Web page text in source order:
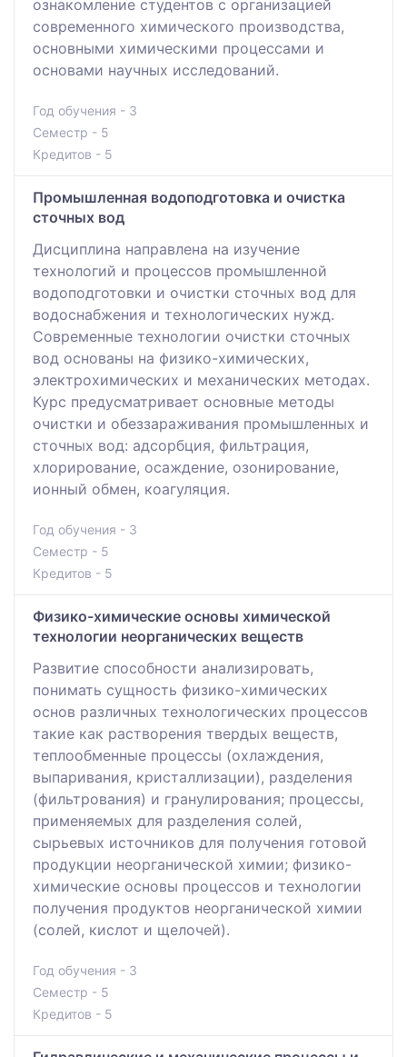
ознакомление студентов с организацией
современного химического производства,
основными химическими процессами и
основами научных исследований.
Год обучения - 3
Семестр - 5
Кредитов - 5
Промышленная водоподготовка и очистка
сточных вод
Дисциплина направлена на изучение
технологий и процессов промышленной
водоподготовки и очистки сточных вод для
водоснабжения и технологических нужд.
Современные технологии очистки сточных
вод основаны на физико-химических,
электрохимических и механических методах.
Курс предусматривает основные методы
очистки и обеззараживания промышленных и
сточных вод: адсорбция, фильтрация,
хлорирование, осаждение, озонирование,
ионный обмен, коагуляция.
Год обучения - 3
Семестр - 5
Кредитов - 5
Физико-химические основы химической
технологии неорганических веществ
Развитие способности анализировать,
понимать сущность физико-химических
основ различных технологических процессов
такие как растворения твердых веществ,
теплообменные процессы (охлаждения,
выпаривания, кристаллизации), разделения
(фильтрования) и гранулирования; процессы,
применяемых для разделения солей,
сырьевых источников для получения готовой
продукции неорганической химии; физико-
химические основы процессов и технологии
получения продуктов неорганической химии
(солей, кислот и щелочей).
Год обучения - 3
Семестр - 5
Кредитов - 5